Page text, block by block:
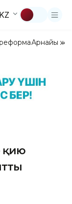
KZ
Арнайы
қию